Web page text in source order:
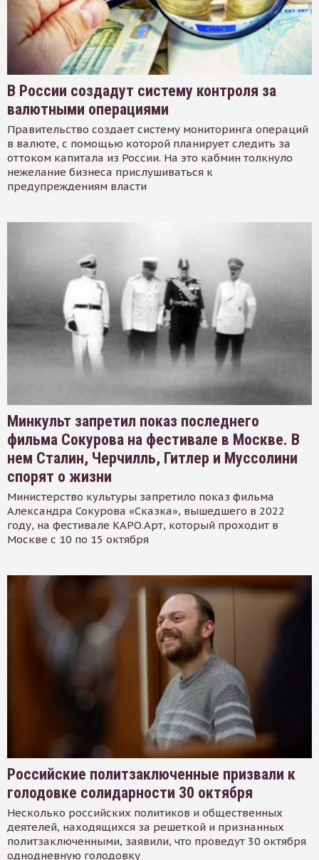
В России создадут систему контроля за
валютными операциями
Правительство создает систему мониторинга операций
в валюте, с помощью которой планирует следить за
оттоком капитала из России. На это кабмин толкнуло
нежелание бизнеса прислушиваться к
предупреждениям власти
Минкульт запретил показ последнего
фильма Сокурова на фестивале в Москве. В
нем Сталин, Черчилль, Гитлер и Муссолини
спорят о жизни
Министерство культуры запретило показ фильма
Александра Сокурова «Сказка», вышедшего в 2022
году, на фестивале КАРО.Арт, который проходит в
Москве с 10 по 15 октября
Российские политзаключенные призвали к
голодовке солидарности 30 октября
Несколько российских политиков и общественных
деятелей, находящихся за решеткой и признанных
политзаключенными, заявили, что проведут 30 октября
однодневную голодовку